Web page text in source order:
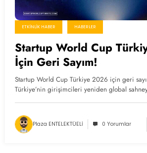
ETKINLIK HABER HABERLER
Startup World Cup
İçin Geri Sayım!
Startup World Cup Türkiye 2026 için geri
Türkiye’nin girişimcileri yeniden global
Plaza ENTELEKTÜELİ 0 Yorumlar